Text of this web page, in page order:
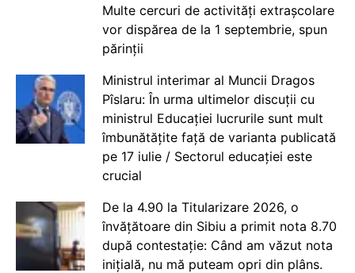
Multe cercuri de activități extrașcolare
vor dispărea de la 1 septembrie, spun
părinții
Ministrul interimar al Muncii Dragos
Pîslaru: În urma ultimelor discuții cu
ministrul Educației lucrurile sunt mult
îmbunătățite față de varianta publicată
pe 17 iulie / Sectorul educației este
crucial
De la 4.90 la Titularizare 2026, o
învățătoare din Sibiu a primit nota 8.70
după contestație: Când am văzut nota
inițială, nu mă puteam opri din plâns.